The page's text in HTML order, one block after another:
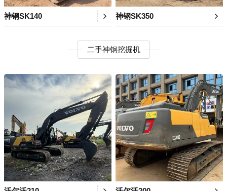
神钢SK140 神钢SK350
二手神钢挖掘机